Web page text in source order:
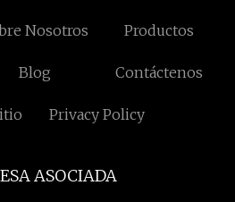
Nosotros Productos
Blog Contáctenos
Privacy Policy
ASOCIADA